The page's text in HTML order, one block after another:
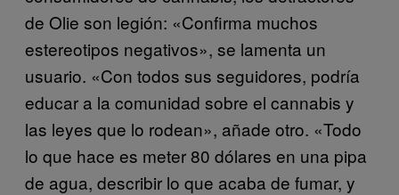
de Olie son legión: «Confirma muchos
estereotipos negativos», se lamenta un
usuario. «Con todos sus seguidores, podría
educar a la comunidad sobre el cannabis y
las leyes que lo rodean», añade otro. «Todo
lo que hace es meter 80 dólares en una pipa
de agua, describir lo que acaba de fumar, y